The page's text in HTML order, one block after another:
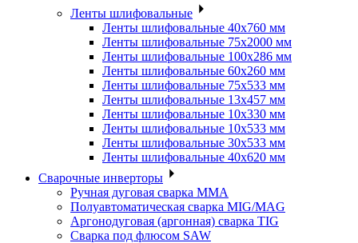
Ленты шлифовальные
Ленты шлифовальные 40х760 мм
Ленты шлифовальные 75х2000 мм
Ленты шлифовальные 100х286 мм
Ленты шлифовальные 60х260 мм
Ленты шлифовальные 75х533 мм
Ленты шлифовальные 13х457 мм
Ленты шлифовальные 10х330 мм
Ленты шлифовальные 10х533 мм
Ленты шлифовальные 30х533 мм
Ленты шлифовальные 40х620 мм
Сварочные инверторы
Ручная дуговая сварка MMA
Полуавтоматическая сварка MIG/MAG
Аргонодуговая (аргонная) сварка TIG
Сварка под флюсом SAW